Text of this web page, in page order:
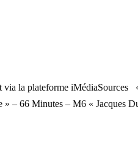
la plateforme iMédiaSources
» – 66 Minutes – M6 «